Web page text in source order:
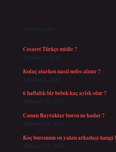
Son Yazılar
Cesaret Türkçe midir ?
Ağustos 6, 2026
Kulaç atarken nasıl nefes alınır ?
Ağustos 6, 2026
6 haftalık bir bebek kaç aylık olur ?
Temmuz 30, 2026
Canan Bayraktar bursu ne kadar ?
Temmuz 29, 2026
Koç burcunun en yakın arkadaşı hangi
Temmuz 27, 2026